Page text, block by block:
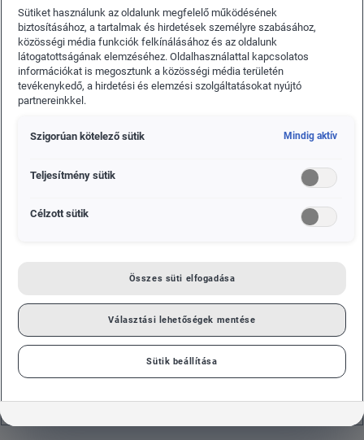
tanulmányautóját, amely a márka következő lépése
az elektromos mobilitás irányába. Előzetesen két
vázlatot tett közzé a márka, amelyekkel fel szeretné
kelteni az ügyfelek érdeklődését az első Moduláris
Elektromos Platformra (Modular Electric Drive Kit)
formavilágát sportos és érzelemgazdag
Sütiket használunk az oldalunk megfelelő működésének
biztosításához, a tartalmak és hirdetések személyre szabásához,
közösségi média funkciók felkínálásához és az oldalunk
látogatottságának elemzéséhez. Oldalhasználattal kapcsolatos
információkat is megosztunk a közösségi média területén
tevékenykedő, a hirdetési és elemzési szolgáltatásokat nyújtó
partnereinkkel.
Szigorúan kötelező sütik Mindig aktív
Teljesítmény sütik
Célzott sütik
Összes süti elfogadása
Választási lehetőségek mentése
Sütik beállítása